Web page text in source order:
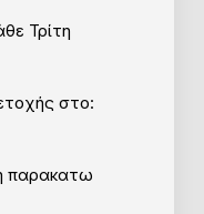
Τρίτη
στο:
παρακατω